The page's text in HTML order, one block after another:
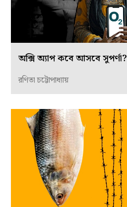
অক্সি অ্যাপ কবে আসবে সুপর্ণা?
রণিতা চট্টোপাধ্যায়